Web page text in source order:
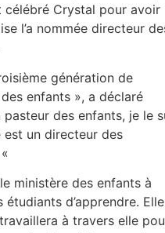
célébré Crystal pour avoir
l’a nommée directeur
génération de
enfants », a déclaré
des enfants, je le
est un directeur des
ministère des enfants à
d’apprendre. Elle
à travers elle